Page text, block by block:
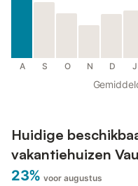
A S O N D J
Huidige
vakantiehuizen
23% voor augustus